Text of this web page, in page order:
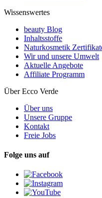
Wissenswertes
beauty Blog
Inhaltsstoffe
Naturkosmetik
Wir und unsere Umwelt
Aktuelle Angebote
Affiliate Programm
Über Ecco Verde
Über uns
Unsere Gruppe
Kontakt
Freie Jobs
Folge uns auf